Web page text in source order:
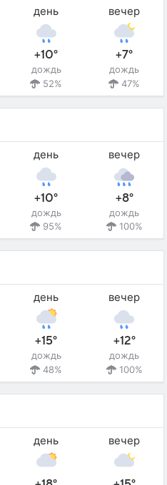
день
+10°
дождь
52%
вечер
+7°
дождь
47%
день
+10°
дождь
95%
вечер
+8°
дождь
100%
день
+15°
дождь
48%
вечер
+12°
дождь
100%
день вечер